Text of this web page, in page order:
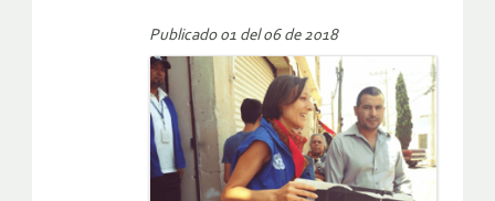
Publicado 01 del 06 de 2018